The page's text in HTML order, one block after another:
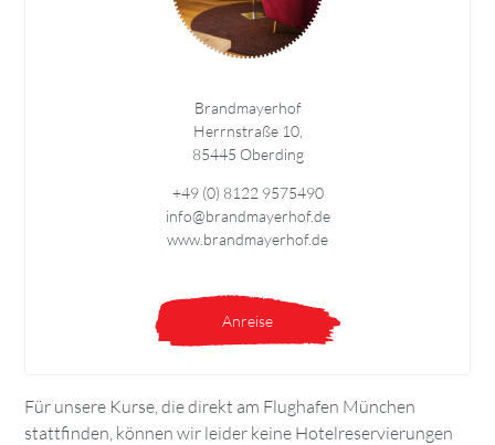
Brandmayerhof
Herrnstraße 10,
85445 Oberding
+49 (0) 8122 9575490
info@brandmayerhof.de
www.brandmayerhof.de
Anreise
Für unsere Kurse, die direkt am Flughafen München
stattfinden, können wir leider keine Hotelreservierungen